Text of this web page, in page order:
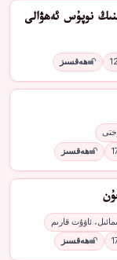
نوپۇس ئەھۋالى
ھەقسىز
ھەقسىز
ئاۋۇت قارىم
ھەقسىز